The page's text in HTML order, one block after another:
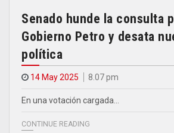
Senado hunde la consulta
Gobierno Petro y desata
política
14 May 2025 8.07 pm
En una votación cargada…
CONTINUE READING